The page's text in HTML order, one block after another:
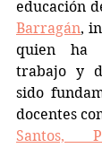
educación
Barragán,
quien ha
trabajo y
sido
docentes
Santos,